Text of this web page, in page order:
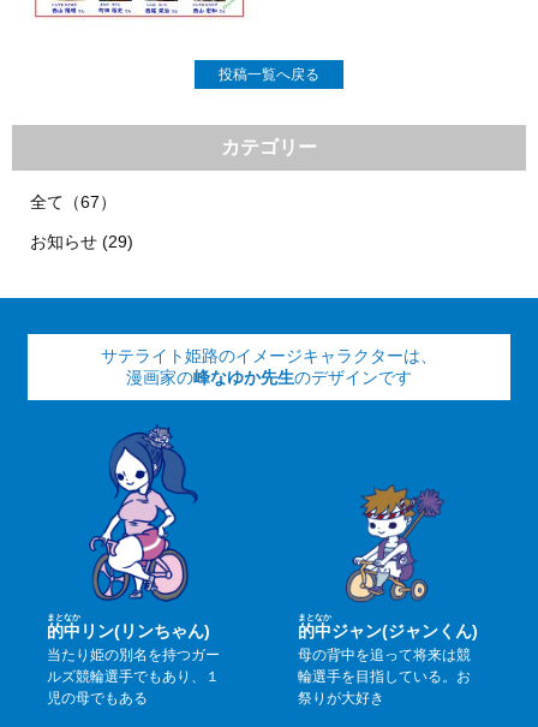
投稿一覧へ戻る
カテゴリー
全て（67）
お知らせ (29)
サテライト姫路のイメージキャラクターは、
漫画家の峰なゆか先生のデザインです
的
まと
中
なか
リン(リンちゃん)
当たり姫の別名を持つガー
ルズ競輪選手でもあり、１
児の母でもある
的
まと
中
なか
ジャン(ジャンくん)
母の背中を追って将来は競
輪選手を目指している。お
祭りが大好き